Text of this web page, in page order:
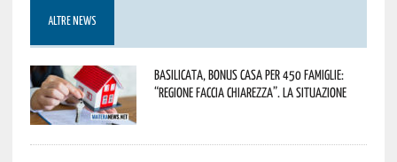
ALTRE NEWS
Basilicata, Bonus casa per 450 famiglie:
“Regione faccia chiarezza”. La situazione